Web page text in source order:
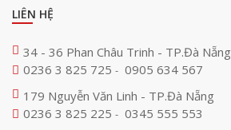
LIÊN HỆ
34 - 36 Phan Châu Trinh - TP.Đà Nẵng
0236 3 825 725 - 0905 634 567
179 Nguyễn Văn Linh - TP.Đà Nẵng
0236 3 825 225 - 0345 555 553